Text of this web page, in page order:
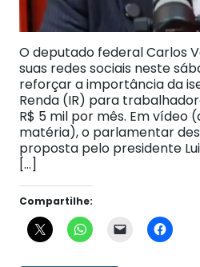
O deputado federal Carlos
suas redes sociais neste
reforçar a importância da
Renda (IR) para
R$ 5 mil por mês. Em vídeo
matéria), o parlamentar
proposta pelo presidente
[…]
Compartilhe: